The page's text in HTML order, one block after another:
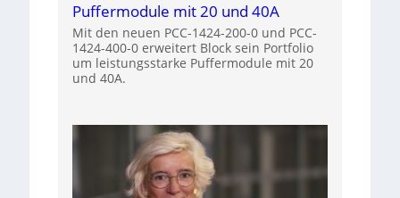
Puffermodule mit 20 und 40A
Mit den neuen PCC-1424-200-0 und PCC-
1424-400-0 erweitert Block sein Portfolio
um leistungsstarke Puffermodule mit 20
und 40A.